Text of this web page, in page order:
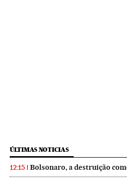
ÚLTIMAS NOTICIAS
12:15 Bolsonaro, a destruição